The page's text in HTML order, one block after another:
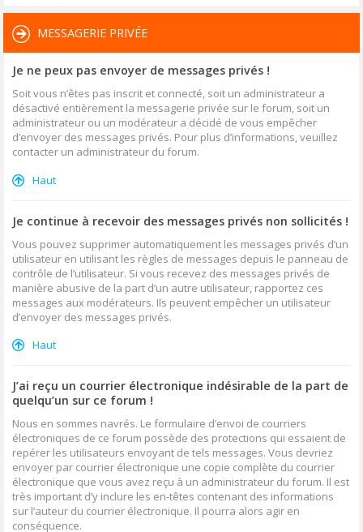
MESSAGERIE PRIVÉE
Je ne peux pas envoyer de messages privés !
Soit vous n’êtes pas inscrit et connecté, soit un administrateur a
désactivé entièrement la messagerie privée sur le forum, soit un
administrateur ou un modérateur a décidé de vous empêcher
d’envoyer des messages privés. Pour plus d’informations, veuillez
contacter un administrateur du forum.
Haut
Je continue à recevoir des messages privés non sollicités !
Vous pouvez supprimer automatiquement les messages privés d’un
utilisateur en utilisant les règles de messages depuis le panneau de
contrôle de l’utilisateur. Si vous recevez des messages privés de
manière abusive de la part d’un autre utilisateur, rapportez ces
messages aux modérateurs. Ils peuvent empêcher un utilisateur
d’envoyer des messages privés.
Haut
J’ai reçu un courrier électronique indésirable de la part de
quelqu’un sur ce forum !
Nous en sommes navrés. Le formulaire d’envoi de courriers
électroniques de ce forum possède des protections qui essaient de
repérer les utilisateurs envoyant de tels messages. Vous devriez
envoyer par courrier électronique une copie complète du courrier
électronique que vous avez reçu à un administrateur du forum. Il est
très important d’y inclure les en-têtes contenant des informations
sur l’auteur du courrier électronique. Il pourra alors agir en
conséquence.